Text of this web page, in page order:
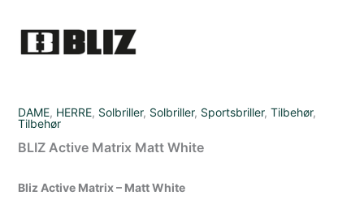
DAME, HERRE, Solbriller, Solbriller, Sportsbriller,Tilbehør,
Tilbehør
BLIZ Active Matrix Matt White
Bliz Active Matrix – Matt White